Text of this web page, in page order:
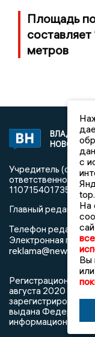
Площадь
метров
НОВОСТИ
Учредитель
1107154017354)
Главный редактор:
Телефон редакции:
Электронная почта
Регистрационный
августа 2020 г.
выдана
информационных
с
На
Вы
или